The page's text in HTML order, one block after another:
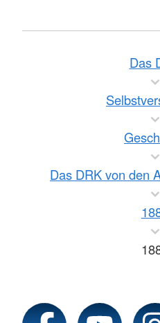
Das
Das DRK von den